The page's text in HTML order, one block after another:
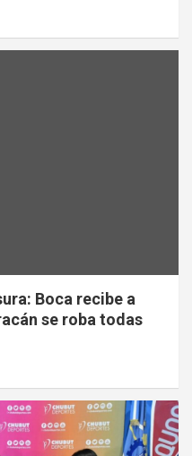
Boca recibe a
se roba todas